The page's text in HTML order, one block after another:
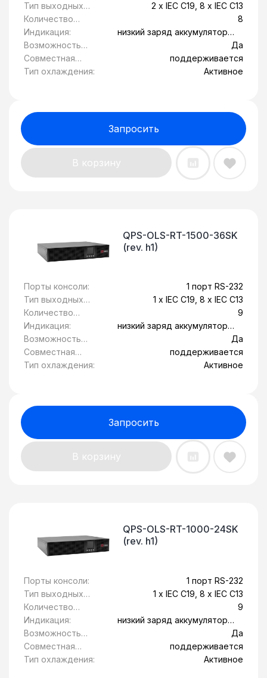
Тип выходных
розеток:
2 x IEC C19, 8 x IEC C13
Количество
розеток с
питанием от
батареи:
8
Индикация:
низкий заряд аккумулятора,
Обрыв вводной линии,
перегрев, сбой системы
Возможность
установки в
Да
Совместная
работа с
генератором:
поддерживается
Тип охлаждения:
Активное
Запросить
В корзину
QPS-OLS-RT-1500-36SK
(rev. h1)
Порты консоли:
1 порт RS-232
Тип выходных
розеток:
1 x IEC C19, 8 x IEC C13
Количество
розеток с
питанием от
батареи:
9
Индикация:
низкий заряд аккумулятора,
Обрыв вводной линии,
перегрев, сбой системы
Возможность
установки в
Да
Совместная
работа с
генератором:
поддерживается
Тип охлаждения:
Активное
Запросить
В корзину
QPS-OLS-RT-1000-24SK
(rev. h1)
Порты консоли:
1 порт RS-232
Тип выходных
розеток:
1 x IEC C19, 8 x IEC C13
Количество
розеток с
питанием от
батареи:
9
Индикация:
низкий заряд аккумулятора,
Обрыв вводной линии,
перегрев, сбой системы
Возможность
установки в
Да
Совместная
работа с
генератором:
поддерживается
Тип охлаждения:
Активное